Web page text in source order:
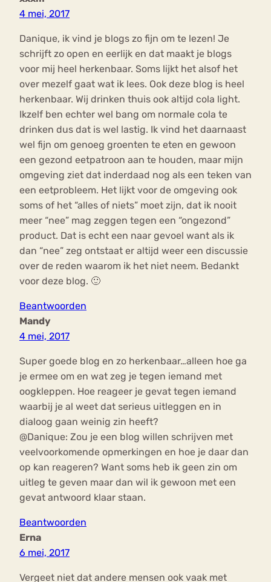
4 mei, 2017
Danique, ik vind je blogs zo fijn om te lezen! Je
schrijft zo open en eerlijk en dat maakt je blogs
voor mij heel herkenbaar. Soms lijkt het alsof het
over mezelf gaat wat ik lees. Ook deze blog is heel
herkenbaar. Wij drinken thuis ook altijd cola light.
Ikzelf ben echter wel bang om normale cola te
drinken dus dat is wel lastig. Ik vind het daarnaast
wel fijn om genoeg groenten te eten en gewoon
een gezond eetpatroon aan te houden, maar mijn
omgeving ziet dat inderdaad nog als een teken van
een eetprobleem. Het lijkt voor de omgeving ook
soms of het “alles of niets” moet zijn, dat ik nooit
meer “nee” mag zeggen tegen een “ongezond”
product. Dat is echt een naar gevoel want als ik
dan “nee” zeg ontstaat er altijd weer een discussie
over de reden waarom ik het niet neem. Bedankt
voor deze blog. 🙂
Beantwoorden
Mandy
4 mei, 2017
Super goede blog en zo herkenbaar…alleen hoe ga
je ermee om en wat zeg je tegen iemand met
oogkleppen. Hoe reageer je gevat tegen iemand
waarbij je al weet dat serieus uitleggen en in
dialoog gaan weinig zin heeft?
@Danique: Zou je een blog willen schrijven met
veelvoorkomende opmerkingen en hoe je daar dan
op kan reageren? Want soms heb ik geen zin om
uitleg te geven maar dan wil ik gewoon met een
gevat antwoord klaar staan.
Beantwoorden
Erna
6 mei, 2017
Vergeet niet dat andere mensen ook vaak met